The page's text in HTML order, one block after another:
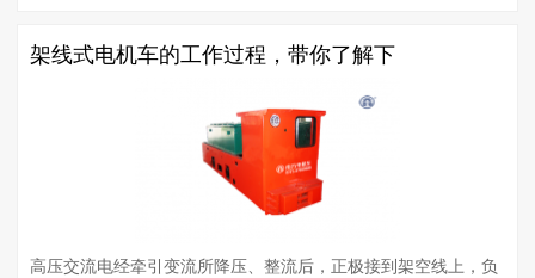
架线式电机车的工作过程，带你了解下
高压交流电经牵引变流所降压、整流后，正极接到架空线上，负